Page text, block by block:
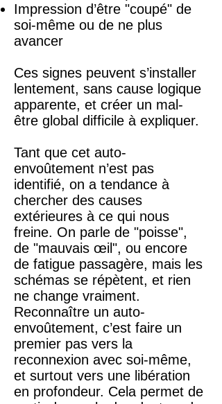
Impression d’être "coupé" de
soi-même ou de ne plus
avancer
Ces signes peuvent s’installer
lentement, sans cause logique
apparente, et créer un mal-
être global difficile à expliquer.
Tant que cet auto-
envoûtement n’est pas
identifié, on a tendance à
chercher des causes
extérieures à ce qui nous
freine. On parle de "poisse",
de "mauvais œil", ou encore
de fatigue passagère, mais les
schémas se répètent, et rien
ne change vraiment.
Reconnaître un auto-
envoûtement, c’est faire un
premier pas vers la
reconnexion avec soi-même,
et surtout vers une libération
en profondeur. Cela permet de